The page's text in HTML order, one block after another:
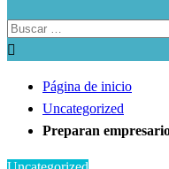
Buscar:
Página de inicio
Uncategorized
Preparan